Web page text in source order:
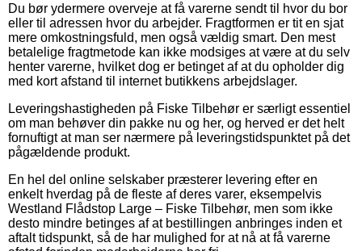
Du bør ydermere overveje at få varerne sendt til hvor du bor
eller til adressen hvor du arbejder. Fragtformen er tit en sjat
mere omkostningsfuld, men også vældig smart. Den mest
betalelige fragtmetode kan ikke modsiges at være at du selv
henter varerne, hvilket dog er betinget af at du opholder dig
med kort afstand til internet butikkens arbejdslager.
Leveringshastigheden på Fiske Tilbehør er særligt essentiel
om man behøver din pakke nu og her, og herved er det helt
fornuftigt at man ser nærmere på leveringstidspunktet på det
pågældende produkt.
En hel del online selskaber præsterer levering efter en
enkelt hverdag på de fleste af deres varer, eksempelvis
Westland Flådstop Large – Fiske Tilbehør, men som ikke
desto mindre betinges af at bestillingen anbringes inden et
aftalt tidspunkt, så de har mulighed for at nå at få varerne